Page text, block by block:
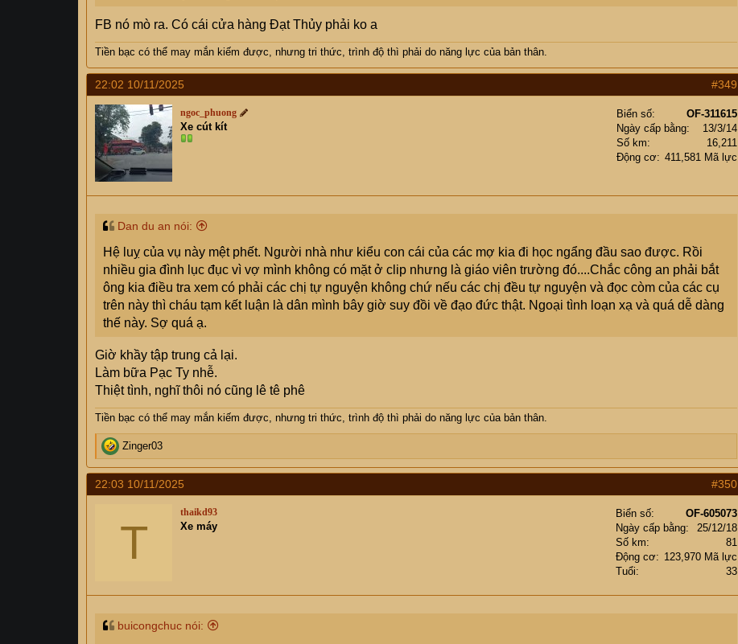
FB nó mò ra. Có cái cửa hàng Đạt Thủy phải ko a
Tiền bạc có thể may mắn kiếm được, nhưng tri thức, trình độ thì phải do năng lực của bản thân.
22:02 10/11/2025 #349
ngoc_phuong
Xe cút kít
Biển số
OF-311615
Ngày cấp bằng
13/3/14
Số km
16,211
Động cơ
411,581 Mã lực
Dan du an nói:
Hệ luỵ của vụ này mệt phết. Người nhà như kiểu con cái của các mợ kia đi học ngẩng đầu sao được. Rồi
nhiều gia đình lục đục vì vợ mình không có mặt ở clip nhưng là giáo viên trường đó....Chắc công an phải bắt
ông kia điều tra xem có phải các chị tự nguyện không chứ nếu các chị đều tự nguyện và đọc còm của các cụ
trên này thì cháu tạm kết luận là dân mình bây giờ suy đồi về đạo đức thật. Ngoại tình loạn xạ và quá dễ dàng
thế này. Sợ quá ạ.
Giờ khầy tập trung cả lại.
Làm bữa Pạc Ty nhễ.
Thiệt tình, nghĩ thôi nó cũng lê tê phê
Tiền bạc có thể may mắn kiếm được, nhưng tri thức, trình độ thì phải do năng lực của bản thân.
R
e
a
c
o
Zinger03
22:03 10/11/2025 #350
T
thaikd93
Xe máy
Biển số
OF-605073
Ngày cấp bằng
25/12/18
Số km
81
Động cơ
123,970 Mã lực
Tuổi
33
buicongchuc nói: